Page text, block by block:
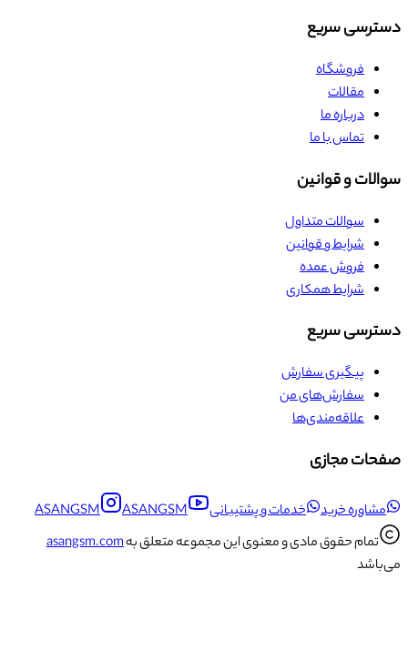
دسترسی سریع
فروشگاه
مقالات
درباره ما
تماس با ما
سوالات و قوانین
سوالات متداول
شرایط و قوانین
فروش عمده
شرایط همکاری
دسترسی سریع
پیگیری سفارش
سفارش‌های من
علاقه‌مندی‌ها
صفحات مجازی
مشاوره خرید خدمات و پشتیبانی ASANGSM
ASANGSM
تمام حقوق مادی و معنوی این مجموعه متعلق بهasangsm.com
می‌باشد